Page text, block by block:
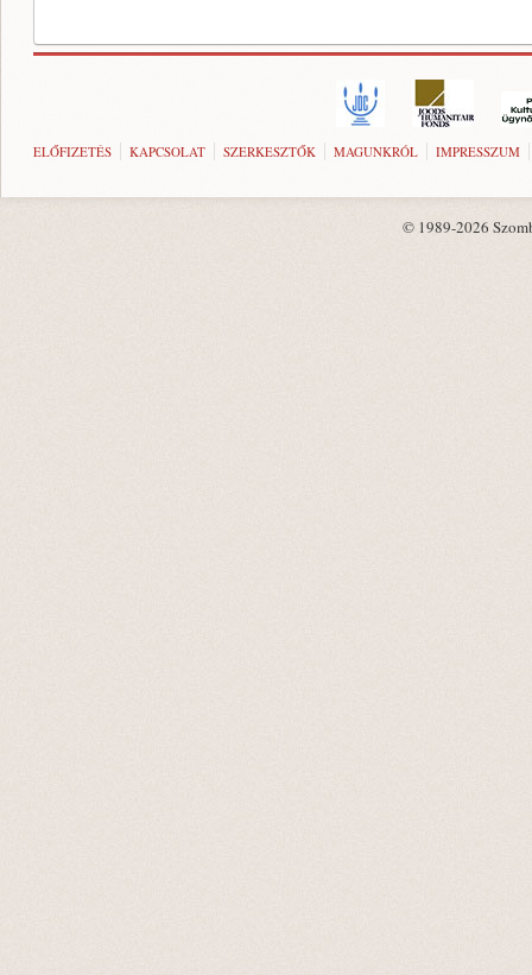
ELŐFIZETÉS KAPCSOLAT SZERKESZTŐK MAGUNKRÓL IMPRESSZUM
© 1989-2026